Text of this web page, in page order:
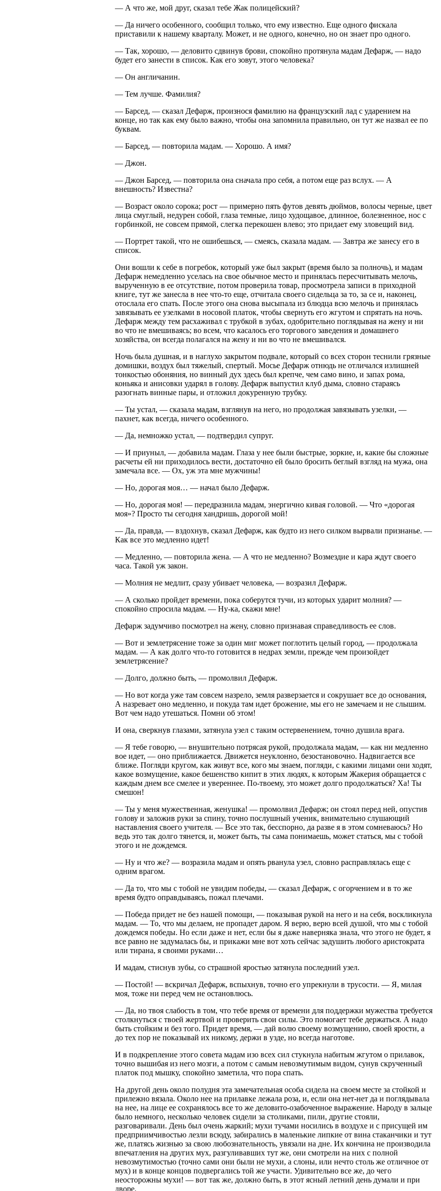
— А что же, мой друг, сказал тебе Жак полицейский?
— Да ничего особенного, сообщил только, что ему известно. Еще одного фискала
приставили к нашему кварталу. Может, и не одного, конечно, но он знает про одного.
— Так, хорошо, — деловито сдвинув брови, спокойно протянула мадам Дефарж, — надо
будет его занести в список. Как его зовут, этого человека?
— Он англичанин.
— Тем лучше. Фамилия?
— Барсед, — сказал Дефарж, произнося фамилию на французский лад с ударением на
конце, но так как ему было важно, чтобы она запомнила правильно, он тут же назвал ее по
буквам.
— Барсед, — повторила мадам. — Хорошо. А имя?
— Джон.
— Джон Барсед, — повторила она сначала про себя, а потом еще раз вслух. — А
внешность? Известна?
— Возраст около сорока; рост — примерно пять футов девять дюймов, волосы черные, цвет
лица смуглый, недурен собой, глаза темные, лицо худощавое, длинное, болезненное, нос с
горбинкой, не совсем прямой, слегка перекошен влево; это придает ему зловещий вид.
— Портрет такой, что не ошибешься, — смеясь, сказала мадам. — Завтра же занесу его в
список.
Они вошли к себе в погребок, который уже был закрыт (время было за полночь), и мадам
Дефарж немедленно уселась на свое обычное место и принялась пересчитывать мелочь,
вырученную в ее отсутствие, потом проверила товар, просмотрела записи в приходной
книге, тут же занесла в нее что-то еще, отчитала своего сидельца за то, за се и, наконец,
отослала его спать. После этого она снова высыпала из блюдца всю мелочь и принялась
завязывать ее узелками в носовой платок, чтобы свернуть его жгутом и спрятать на ночь.
Дефарж между тем расхаживал с трубкой в зубах, одобрительно поглядывая на жену и ни
во что не вмешиваясь; во всем, что касалось его торгового заведения и домашнего
хозяйства, он всегда полагался на жену и ни во что не вмешивался.
Ночь была душная, и в наглухо закрытом подвале, который со всех сторон теснили грязные
домишки, воздух был тяжелый, спертый. Мосье Дефарж отнюдь не отличался излишней
тонкостью обоняния, но винный дух здесь был крепче, чем само вино, и запах рома,
коньяка и анисовки ударял в голову. Дефарж выпустил клуб дыма, словно стараясь
разогнать винные пары, и отложил докуренную трубку.
— Ты устал, — сказала мадам, взглянув на него, но продолжая завязывать узелки, —
пахнет, как всегда, ничего особенного.
— Да, немножко устал, — подтвердил супруг.
— И приуныл, — добавила мадам. Глаза у нее были быстрые, зоркие, и, какие бы сложные
расчеты ей ни приходилось вести, достаточно ей было бросить беглый взгляд на мужа, она
замечала все. — Ох, уж эта мне мужчины!
— Но, дорогая моя… — начал было Дефарж.
— Но, дорогая моя! — передразнила мадам, энергично кивая головой. — Что «дорогая
моя»? Просто ты сегодня хандришь, дорогой мой!
— Да, правда, — вздохнув, сказал Дефарж, как будто из него силком вырвали признанье. —
Как все это медленно идет!
— Медленно, — повторила жена. — А что не медленно? Возмездие и кара ждут своего
часа. Такой уж закон.
— Молния не медлит, сразу убивает человека, — возразил Дефарж.
— А сколько пройдет времени, пока соберутся тучи, из которых ударит молния? —
спокойно спросила мадам. — Ну-ка, скажи мне!
Дефарж задумчиво посмотрел на жену, словно признавая справедливость ее слов.
— Вот и землетрясение тоже за один миг может поглотить целый город, — продолжала
мадам. — А как долго что-то готовится в недрах земли, прежде чем произойдет
землетрясение?
— Долго, должно быть, — промолвил Дефарж.
— Но вот когда уже там совсем назрело, земля разверзается и сокрушает все до основания,
А назревает оно медленно, и покуда там идет брожение, мы его не замечаем и не слышим.
Вот чем надо утешаться. Помни об этом!
И она, сверкнув глазами, затянула узел с таким остервенением, точно душила врага.
— Я тебе говорю, — внушительно потрясая рукой, продолжала мадам, — как ни медленно
вое идет, — оно приближается. Движется неуклонно, безостановочно. Надвигается все
ближе. Погляди кругом, как живут все, кого мы знаем, погляди, с какими лицами они ходят,
какое возмущение, какое бешенство кипит в этих людях, к которым Жакерия обращается с
каждым днем все смелее и увереннее. По-твоему, это может долго продолжаться? Ха! Ты
смешон!
— Ты у меня мужественная, женушка! — промолвил Дефарж; он стоял перед ней, опустив
голову и заложив руки за спину, точно послушный ученик, внимательно слушающий
наставления своего учителя. — Все это так, бесспорно, да разве я в этом сомневаюсь? Но
ведь это так долго тянется, и, может быть, ты сама понимаешь, может статься, мы с тобой
этого и не дождемся.
— Ну и что же? — возразила мадам и опять рванула узел, словно расправлялась еще с
одним врагом.
— Да то, что мы с тобой не увидим победы, — сказал Дефарж, с огорчением и в то же
время будто оправдываясь, пожал плечами.
— Победа придет не без нашей помощи, — показывая рукой на него и на себя, воскликнула
мадам. — То, что мы делаем, не пропадет даром. Я верю, верю всей душой, что мы с тобой
дождемся победы. Но если даже и нет, если бы я даже наверняка знала, что этого не будет, я
все равно не задумалась бы, и прикажи мне вот хоть сейчас задушить любого аристократа
или тирана, я своими руками…
И мадам, стиснув зубы, со страшной яростью затянула последний узел.
— Постой! — вскричал Дефарж, вспыхнув, точно его упрекнули в трусости. — Я, милая
моя, тоже ни перед чем не остановлюсь.
— Да, но твоя слабость в том, что тебе время от времени для поддержки мужества требуется
столкнуться с твоей жертвой и проверить свои силы. Это помогает тебе держаться. А надо
быть стойким и без того. Придет время, — дай волю своему возмущению, своей ярости, а
до тех пор не показывай их никому, держи в узде, но всегда наготове.
И в подкрепление этого совета мадам изо всех сил стукнула набитым жгутом о прилавок,
точно вышибая из него мозги, а потом с самым невозмутимым видом, сунув скрученный
платок под мышку, спокойно заметила, что пора спать.
На другой день около полудня эта замечательная особа сидела на своем месте за стойкой и
прилежно вязала. Около нее на прилавке лежала роза, и, если она нет-нет да и поглядывала
на нее, на лице ее сохранялось все то же деловито-озабоченное выражение. Народу в зальце
было немного, несколько человек сидели за столиками, пили, другие стояли,
разговаривали. День был очень жаркий; мухи тучами носились в воздухе и с присущей им
предприимчивостью лезли всюду, забирались в маленькие липкие от вина стаканчики и тут
же, платясь жизнью за свою любознательность, увязали на дне. Их кончина не производила
впечатления на других мух, разгуливавших тут же, они смотрели на них с полной
невозмутимостью (точно сами они были не мухи, а слоны, или нечто столь же отличное от
мух) и в конце концов подвергались той же участи. Удивительно все же, до чего
неосторожны мухи! — вот так же, должно быть, в этот ясный летний день думали и при
дворе.